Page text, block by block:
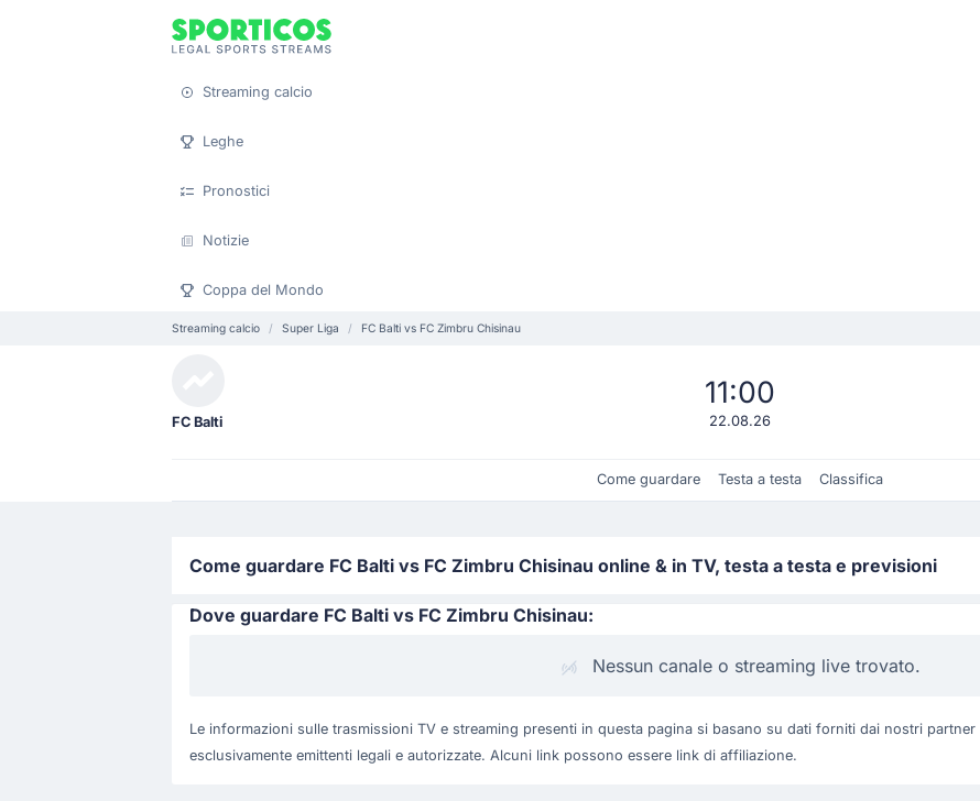
Streaming calcio
Leghe
Pronostici
Notizie
Coppa del Mondo
Streaming calcio Super Liga FC Balti vs FC Zimbru Chisinau
FC Balti
11:00
22.08.26
Come guardare Testa a testa Classifica
Come guardare FC Balti vs FC Zimbru Chisinau online & in TV, testa a testa e previsioni
Dove guardare FC Balti vs FC Zimbru Chisinau:
Nessun canale o streaming live trovato.
Le informazioni sulle trasmissioni TV e streaming presenti in questa pagina si basano su dati forniti dai nostri
esclusivamente emittenti legali e autorizzate. Alcuni link possono essere link di affiliazione.